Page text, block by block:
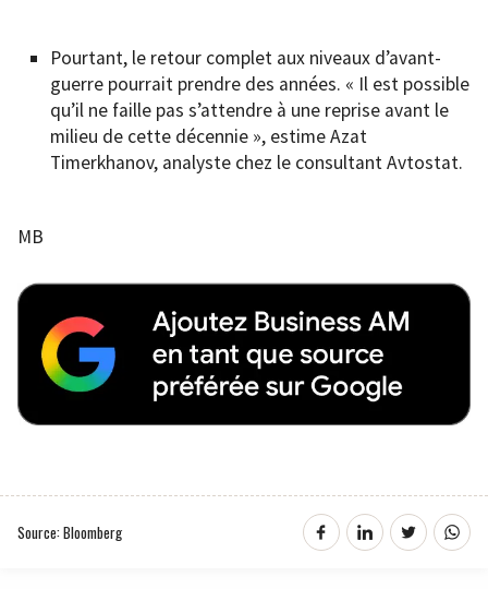
Pourtant, le retour complet aux niveaux d’avant-
guerre pourrait prendre des années. « Il est possible
qu’il ne faille pas s’attendre à une reprise avant le
milieu de cette décennie », estime Azat
Timerkhanov, analyste chez le consultant Avtostat.
MB
Source: Bloomberg